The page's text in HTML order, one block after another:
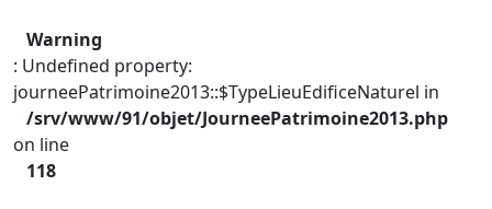
Warning
: Undefined property:
journeePatrimoine2013::$TypeLieuEdificeNaturel in
/srv/www/91/objet/JourneePatrimoine2013.php
on line
118